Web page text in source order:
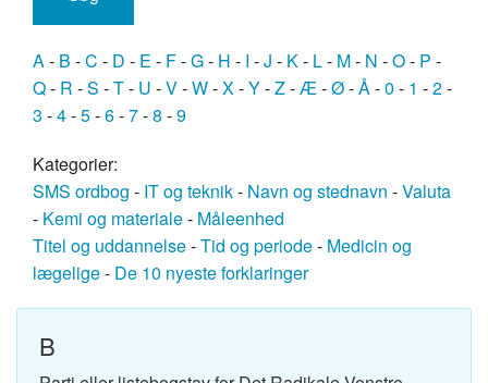
A- B -C - D - E - F-G- H - I -J - K- L- M- N -O- P -
Q- R -S -T- U -V-W-X-Y-Z-Æ-Ø-Å-0 - 1 -2-
3 -4-5-6-7-8 -9
Kategorier:
SMS ordbog - IT og teknik- Navn og stednavn -Valuta
- Kemi og materiale- Måleenhed
Titel og uddannelse-Tid og periode- Medicin og
lægelige- De 10 nyeste forklaringer
B